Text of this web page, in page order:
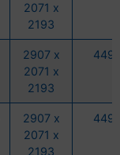
2071 x
2193
2907 x
2071 x
2193
2907 x
2071 x
2193